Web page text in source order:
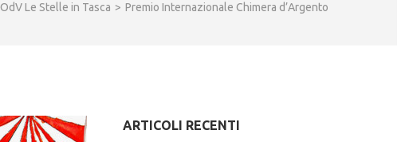
OdV Le Stelle in Tasca > Premio Internazionale Chimera d’Argento
ARTICOLI RECENTI